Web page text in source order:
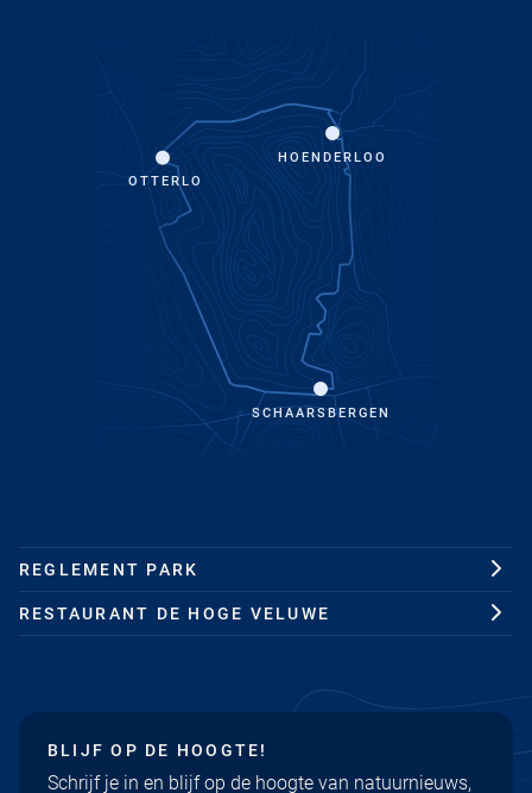
SCHAARSBERGEN
OTTERLO
HOENDERLOO
REGLEMENT PARK
RESTAURANT DE HOGE VELUWE
BLIJF OP DE HOOGTE!
Schrijf je in en blijf op de hoogte van natuurnieuws,